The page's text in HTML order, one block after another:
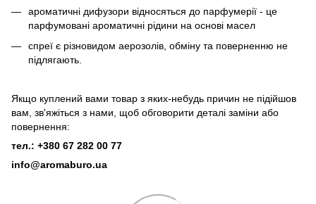
ароматичні дифузори відносяться до парфумерії - це
парфумовані ароматичні рідини на основі масел
спреї є різновидом аерозолів, обміну та поверненню не
підлягають.
Якщо куплений вами товар з яких-небудь причин не підійшов
вам, зв'яжіться з нами, щоб обговорити деталі заміни або
повернення:
тел.: +380 67 282 00 77
info@aromaburo.ua